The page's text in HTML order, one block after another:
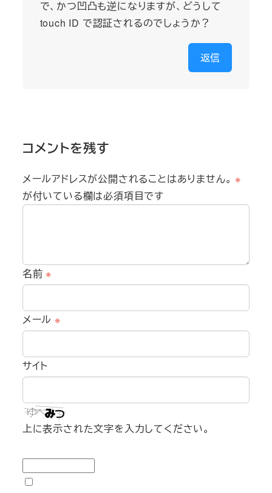
で、かつ凹凸も逆になりますが、どうして
touch ID で認証されるのでしょうか？
返信
コメントを残す
メールアドレスが公開されることはありません。 ※
が付いている欄は必須項目です
名前※
メール ※
サイト
上に表示された文字を入力してください。